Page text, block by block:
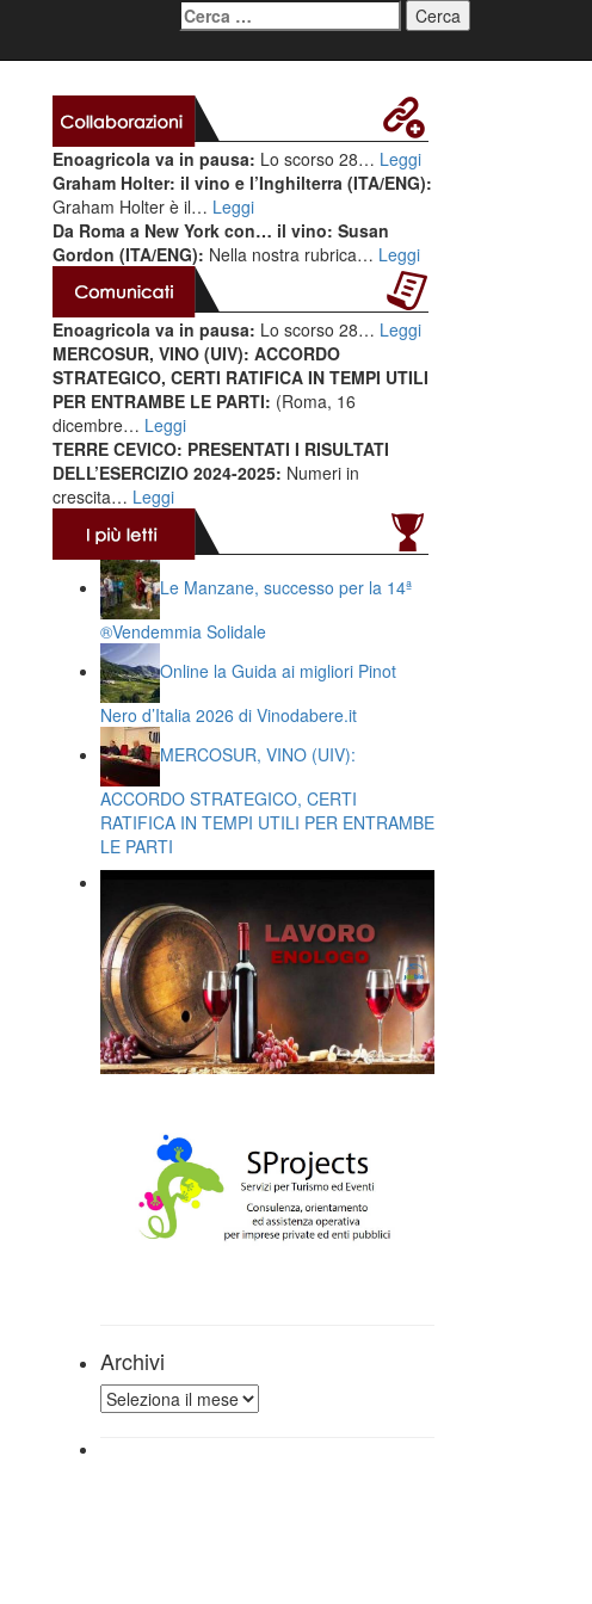
Ricerca
per:
Enoagricola va in pausa: Lo scorso 28… Leggi
Graham Holter: il vino e l’Inghilterra (ITA/ENG):
Graham Holter è il… Leggi
Da Roma a New York con… il vino: Susan
Gordon (ITA/ENG): Nella nostra rubrica… Leggi
Enoagricola va in pausa: Lo scorso 28… Leggi
MERCOSUR, VINO (UIV): ACCORDO
STRATEGICO, CERTI RATIFICA IN TEMPI UTILI
PER ENTRAMBE LE PARTI: (Roma, 16
dicembre… Leggi
TERRE CEVICO: PRESENTATI I RISULTATI
DELL’ESERCIZIO 2024-2025: Numeri in
crescita… Leggi
Le Manzane, successo per la 14ª
®️Vendemmia Solidale
Online la Guida ai migliori Pinot
Nero d’Italia 2026 di Vinodabere.it
MERCOSUR, VINO (UIV):
ACCORDO STRATEGICO, CERTI
RATIFICA IN TEMPI UTILI PER ENTRAMBE
LE PARTI
Archivi
Archivi